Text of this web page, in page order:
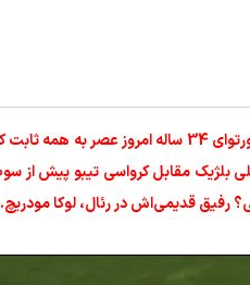
تیبو کورتوای 34 ساله امروز عصر
بلژیک مقابل کرواسی تیبو پیش از
قدیمی‌اش در رئال، لوکا مودریچ.
جای این پک تقویت موی